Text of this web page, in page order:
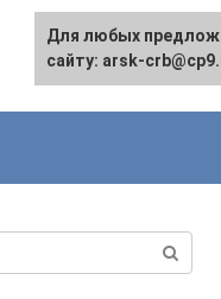
Для любых
сайту: arsk-